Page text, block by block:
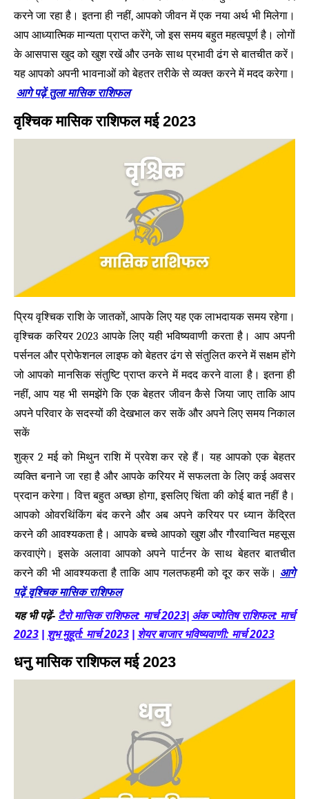
करने जा रहा है। इतना ही नहीं, आपको जीवन में एक नया अर्थ भी मिलेगा।
आप आध्यात्मिक मान्यता प्राप्त करेंगे, जो इस समय बहुत महत्वपूर्ण है। लोगों
के आसपास खुद को खुश रखें और उनके साथ प्रभावी ढंग से बातचीत करें।
यह आपको अपनी भावनाओं को बेहतर तरीके से व्यक्त करने में मदद करेगा।
आगे पढ़ें तुला मासिक राशिफल
वृश्चिक मासिक राशिफल मई 2023
प्रिय वृश्चिक राशि के जातकों, आपके लिए यह एक लाभदायक समय रहेगा।
वृश्चिक करियर 2023 आपके लिए यही भविष्यवाणी करता है। आप अपनी
पर्सनल और प्रोफेशनल लाइफ को बेहतर ढंग से संतुलित करने में सक्षम होंगे
जो आपको मानसिक संतुष्टि प्राप्त करने में मदद करने वाला है। इतना ही
नहीं, आप यह भी समझेंगे कि एक बेहतर जीवन कैसे जिया जाए ताकि आप
अपने परिवार के सदस्यों की देखभाल कर सकें और अपने लिए समय निकाल
सकें
शुक्र 2 मई को मिथुन राशि में प्रवेश कर रहे हैं। यह आपको एक बेहतर
व्यक्ति बनाने जा रहा है और आपके करियर में सफलता के लिए कई अवसर
प्रदान करेगा। वित्त बहुत अच्छा होगा, इसलिए चिंता की कोई बात नहीं है।
आपको ओवरथिंकिंग बंद करने और अब अपने करियर पर ध्यान केंद्रित
करने की आवश्यकता है। आपके बच्चे आपको खुश और गौरवान्वित महसूस
करवाएंगे। इसके अलावा आपको अपने पार्टनर के साथ बेहतर बातचीत
करने की भी आवश्यकता है ताकि आप गलतफहमी को दूर कर सकें। आगे
पढ़ें वृश्चिक मासिक राशिफल
यह भी पढ़ें- टैरो मासिक राशिफल: मार्च 2023| अंक ज्योतिष राशिफल: मार्च
2023 शुभ मुहूर्त: मार्च 2023 शेयर बाजार भविष्यवाणी: मार्च 2023
धनु मासिक राशिफल मई 2023